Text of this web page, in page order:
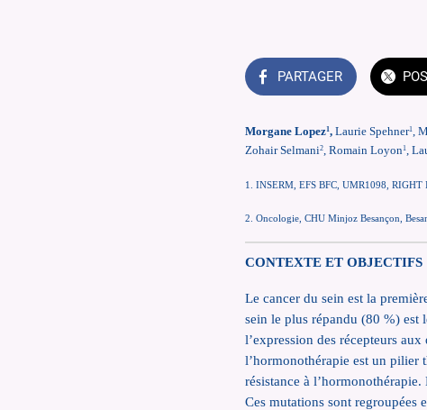
PARTAGER
Morgane Lopez1 , Laurie Spehner1 ,
Zohair Selmani2 , Romain Loyon 1 ,
1. INSERM, EFS BFC, UMR1098, RIGHT
2. Oncologie, CHU Minjoz Besançon,
CONTEXTE ET OBJECTIFS
Le cancer du sein est la
sein le plus répandu (80 %) est
l’expression des récepteurs
l’hormonothérapie est un pilier
résistance à
Ces mutations sont regroupées